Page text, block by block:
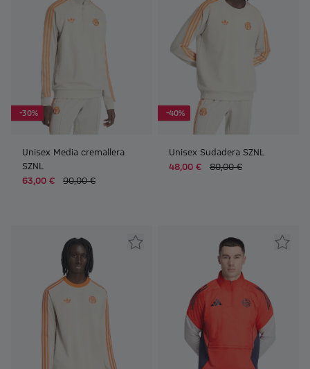
-30%
Unisex Media cremallera
SZNL
63,00 €
90,00 €
-40%
Unisex Sudadera SZNL
48,00 €
80,00 €